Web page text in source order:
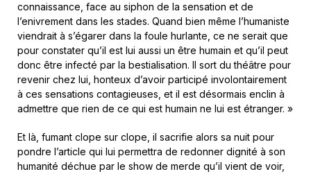
connaissance, face au siphon de la sensation et de
l’enivrement dans les stades. Quand bien même l’humaniste
viendrait à s’égarer dans la foule hurlante, ce ne serait que
pour constater qu’il est lui aussi un être humain et qu’il peut
donc être infecté par la bestialisation. Il sort du théâtre pour
revenir chez lui, honteux d’avoir participé involontairement
à ces sensations contagieuses, et il est désormais enclin à
admettre que rien de ce qui est humain ne lui est étranger. »
Et là, fumant clope sur clope, il sacrifie alors sa nuit pour
pondre l’article qui lui permettra de redonner dignité à son
humanité déchue par le show de merde qu’il vient de voir,